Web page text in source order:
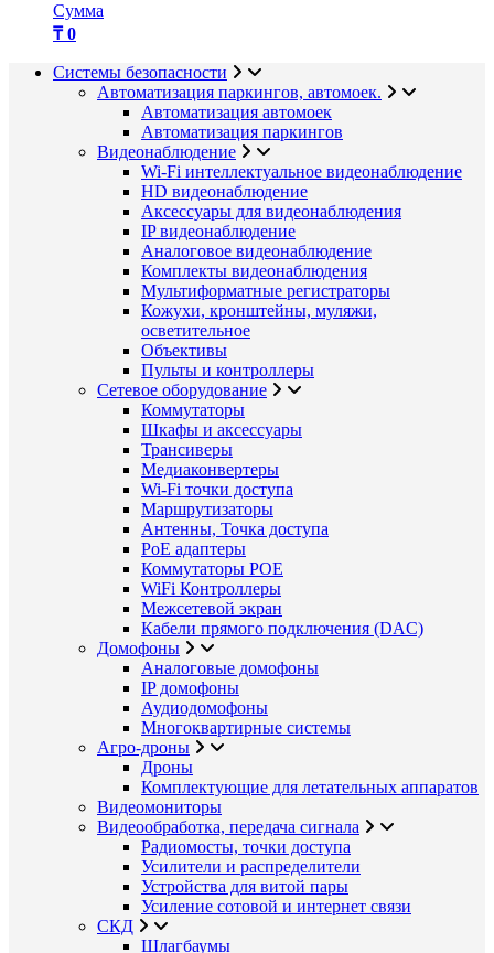
Сумма
₸ 0
Системы безопасности
Автоматизация паркингов, автомоек.
Автоматизация автомоек
Автоматизация паркингов
Видеонаблюдение
Wi-Fi интеллектуальное видеонаблюдение
HD видеонаблюдение
Аксессуары для видеонаблюдения
IP видеонаблюдение
Аналоговое видеонаблюдение
Комплекты видеонаблюдения
Мультиформатные регистраторы
Кожухи, кронштейны, муляжи,
осветительное
Объективы
Пульты и контроллеры
Сетевое оборудование
Коммутаторы
Шкафы и аксессуары
Трансиверы
Медиаконвертеры
Wi-Fi точки доступа
Маршрутизаторы
Антенны, Точка доступа
PoE адаптеры
Коммутаторы POE
WiFi Контроллеры
Межсетевой экран
Кабели прямого подключения (DAC)
Домофоны
Аналоговые домофоны
IP домофоны
Аудиодомофоны
Многоквартирные системы
Агро-дроны
Дроны
Комплектующие для летательных аппаратов
Видеомониторы
Видеообработка, передача сигнала
Радиомосты, точки доступа
Усилители и распределители
Устройства для витой пары
Усиление сотовой и интернет связи
СКД
Шлагбаумы